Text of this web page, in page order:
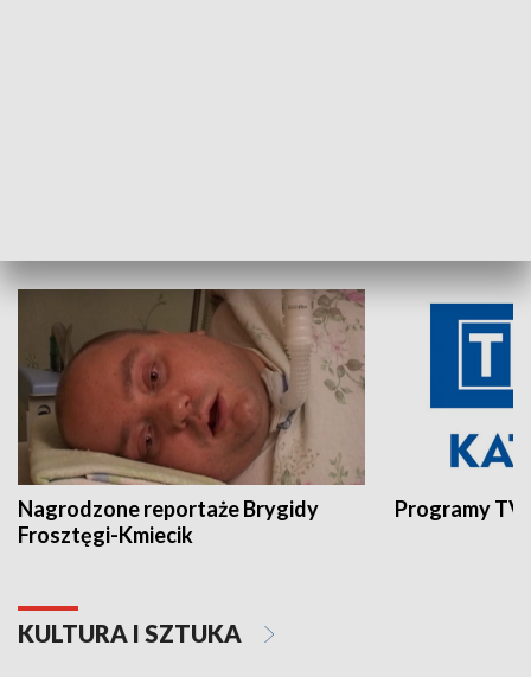
Nagrodzone reportaże Brygidy
Frosztęgi-Kmiecik
Programy
KULTURA I SZTUKA